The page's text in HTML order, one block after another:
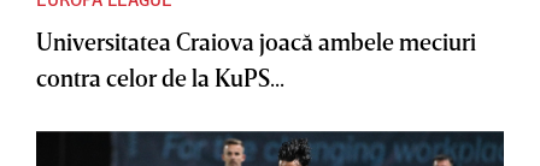
Universitatea Craiova joacă ambele meciuri
contra celor de la KuPS...